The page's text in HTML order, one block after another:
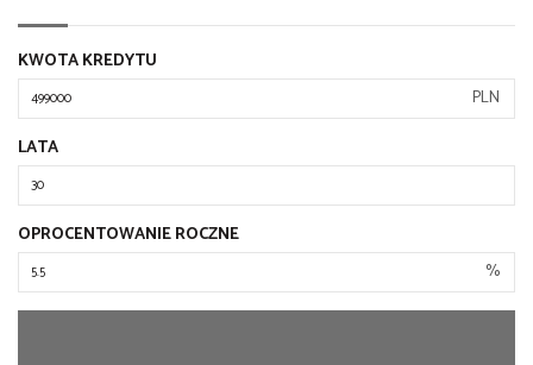
KWOTA KREDYTU
PLN
LATA
OPROCENTOWANIE ROCZNE
%